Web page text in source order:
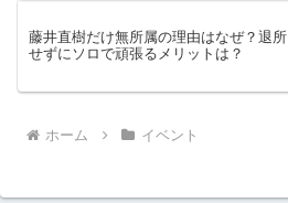
藤井直樹だけ無所属の理由はなぜ？退所
せずにソロで頑張るメリットは？
ホーム イベント